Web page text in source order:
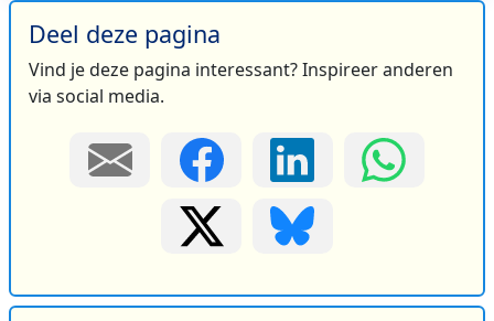
Deel deze pagina
Vind je deze pagina interessant? Inspireer anderen
via social media.